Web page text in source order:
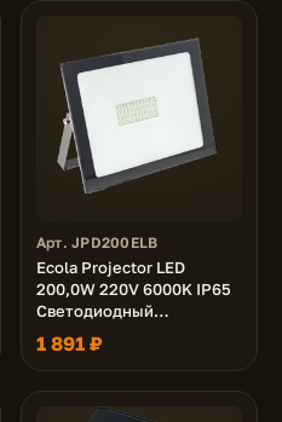
Арт. JPD200ELB
Ecola Projector LED
200,0W 220V 6000K IP65
Светодиодный
Прожектор тонкий
Черный 310x220x30
1 891 ₽